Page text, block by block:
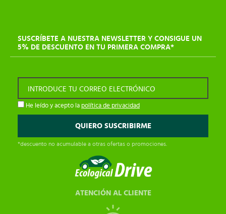
SUSCRÍBETE A NUESTRA NEWSLETTER Y CONSIGUE UN
5% DE DESCUENTO EN TU PRIMERA COMPRA*
INTRODUCE TU CORREO ELECTRÓNICO
He leído y acepto la política de privacidad
*descuento no acumulable a otras ofertas o promociones.
ATENCIÓN AL CLIENTE